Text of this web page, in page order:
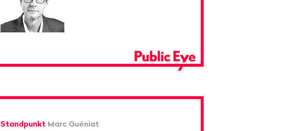
Standpunkt Marc Guéniat